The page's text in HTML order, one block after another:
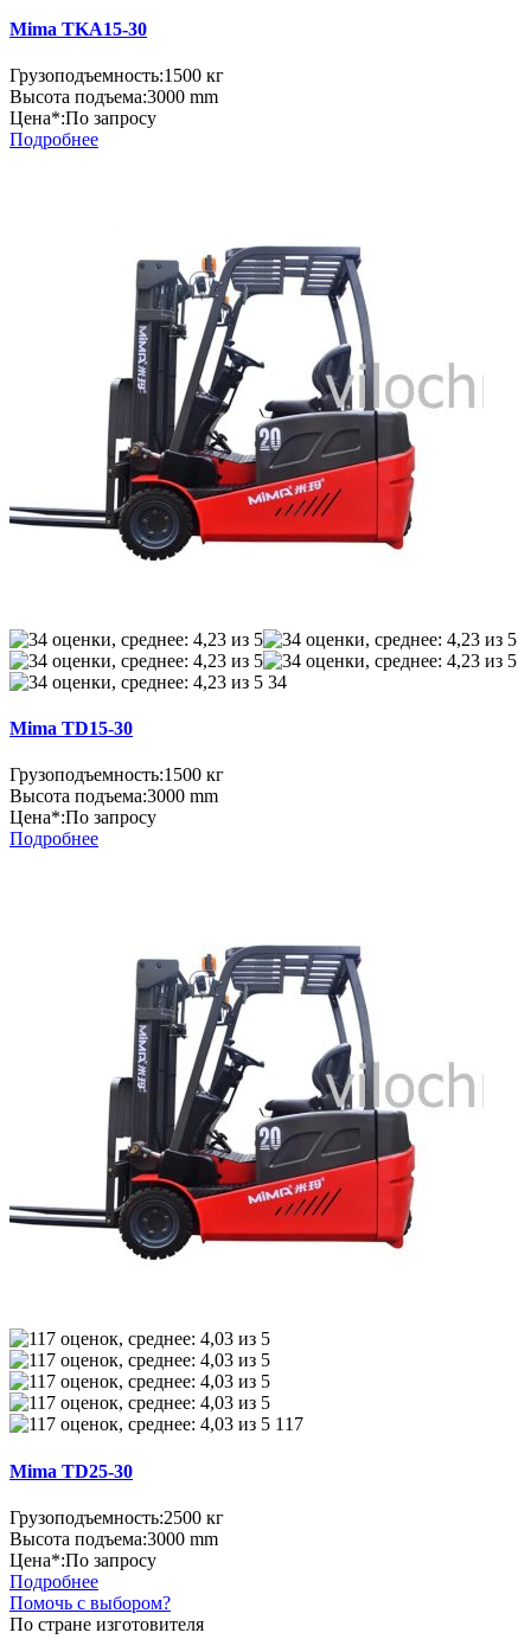
Mima TKA15-30
Грузоподъемность:1500 кг
Высота подъема:3000 mm
Цена*:По запросу
Подробнее
34
Mima TD15-30
Грузоподъемность:1500 кг
Высота подъема:3000 mm
Цена*:По запросу
Подробнее
117
Mima TD25-30
Грузоподъемность:2500 кг
Высота подъема:3000 mm
Цена*:По запросу
Подробнее
Помочь с выбором?
По стране изготовителя